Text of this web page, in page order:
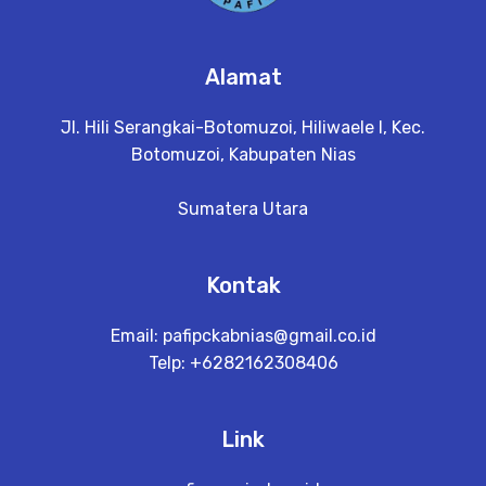
Alamat
Jl. Hili Serangkai-Botomuzoi, Hiliwaele I, Kec.
Botomuzoi, Kabupaten Nias
Sumatera Utara
Kontak
Email: pafipckabnias@gmail.co.id
Telp: +6282162308406
Link